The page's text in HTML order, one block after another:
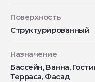
Поверхность
Структурированный
Назначение
Бассейн, Ванна,
Терраса, Фасад